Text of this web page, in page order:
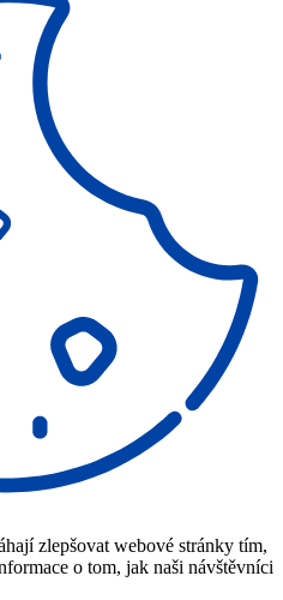
zlepšovat webové stránky tím,
o tom, jak naši návštěvníci